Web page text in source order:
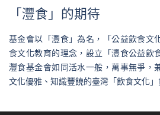
「灃食」的期待
基金會以「灃食」為名，「公益飲食文
食文化教育的理念，設立「灃食公益飲
灃食基金會如同活水一般，萬事無爭，
文化優雅、知識豐饒的臺灣「飲食文化」